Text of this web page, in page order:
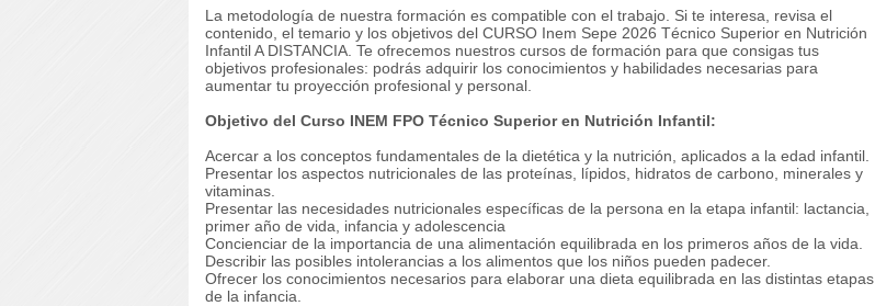
La metodología de nuestra formación es compatible con el trabajo. Si te interesa, revisa el
contenido, el temario y los objetivos del CURSO Inem Sepe 2026 Técnico Superior en Nutrición
Infantil A DISTANCIA. Te ofrecemos nuestros cursos de formación para que consigas tus
objetivos profesionales: podrás adquirir los conocimientos y habilidades necesarias para
aumentar tu proyección profesional y personal.
Objetivo del Curso INEM FPO Técnico Superior en Nutrición Infantil:
Acercar a los conceptos fundamentales de la dietética y la nutrición, aplicados a la edad infantil.
Presentar los aspectos nutricionales de las proteínas, lípidos, hidratos de carbono, minerales y
vitaminas.
Presentar las necesidades nutricionales específicas de la persona en la etapa infantil: lactancia,
primer año de vida, infancia y adolescencia
Concienciar de la importancia de una alimentación equilibrada en los primeros años de la vida.
Describir las posibles intolerancias a los alimentos que los niños pueden padecer.
Ofrecer los conocimientos necesarios para elaborar una dieta equilibrada en las distintas etapas
de la infancia.